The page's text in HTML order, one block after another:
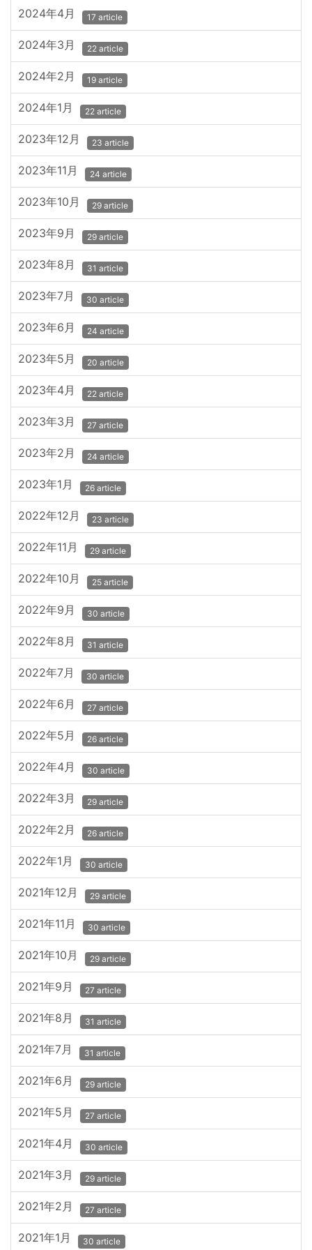
2024年4月 17 article
2024年3月 22 article
2024年2月 19 article
2024年1月 22 article
2023年12月 23 article
2023年11月 24 article
2023年10月 29 article
2023年9月 29 article
2023年8月 31 article
2023年7月 30 article
2023年6月 24 article
2023年5月 20 article
2023年4月 22 article
2023年3月 27 article
2023年2月 24 article
2023年1月 26 article
2022年12月 23 article
2022年11月 29 article
2022年10月 25 article
2022年9月 30 article
2022年8月 31 article
2022年7月 30 article
2022年6月 27 article
2022年5月 26 article
2022年4月 30 article
2022年3月 29 article
2022年2月 26 article
2022年1月 30 article
2021年12月 29 article
2021年11月 30 article
2021年10月 29 article
2021年9月 27 article
2021年8月 31 article
2021年7月 31 article
2021年6月 29 article
2021年5月 27 article
2021年4月 30 article
2021年3月 29 article
2021年2月 27 article
2021年1月 30 article